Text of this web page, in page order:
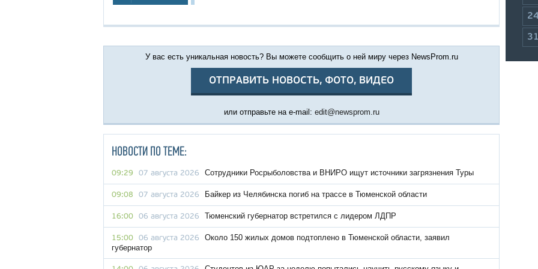
У вас есть уникальная новость? Вы можете сообщить о ней миру через NewsProm.ru
ОТПРАВИТЬ НОВОСТЬ, ФОТО, ВИДЕО
или отправьте на e-mail: edit@newsprom.ru
НОВОСТИ ПО ТЕМЕ:
09:29 07 августа 2026 Сотрудники Росрыболовства и ВНИРО ищут источники загрязнения Туры
09:08 07 августа 2026 Байкер из Челябинска погиб на трассе в Тюменской области
16:00 06 августа 2026 Тюменский губернатор встретился с лидером ЛДПР
15:00 06 августа 2026
Около 150 жилых домов подтоплено в Тюменской области, заявил
губернатор
31